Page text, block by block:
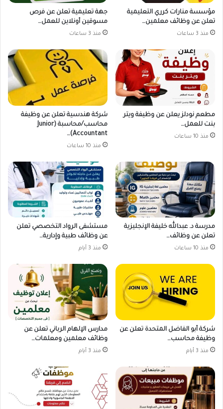
مؤسسة منارات كرري التعليمية
تعلن عن وظائف معلمين…
منذ 3 ساعات
جهة تعليمية تعلن عن فرص
مسوقين أونلاين للعمل…
منذ 3 ساعات
مطعم نودلز يعلن عن وظيفة ويتر
بنت للعمل…
منذ 10 ساعات
شركة هندسية تعلن عن وظيفة
محاسب/محاسبة (Junior
Accountant)…
منذ 10 ساعات
مدرسة د. عبدالله خليفة الإنجليزية
تعلن عن وظائف…
منذ 10 ساعات
مستشفى الرواد التخصصي تعلن
عن وظائف طبية وإدارية…
منذ 3 أيام
شركة أبو الفاضل المتحدة تعلن عن
وظيفة محاسب…
منذ 3 أيام
مدارس الإلهام الرباني تعلن عن
وظائف معلمين ومعلمات…
منذ 3 أيام